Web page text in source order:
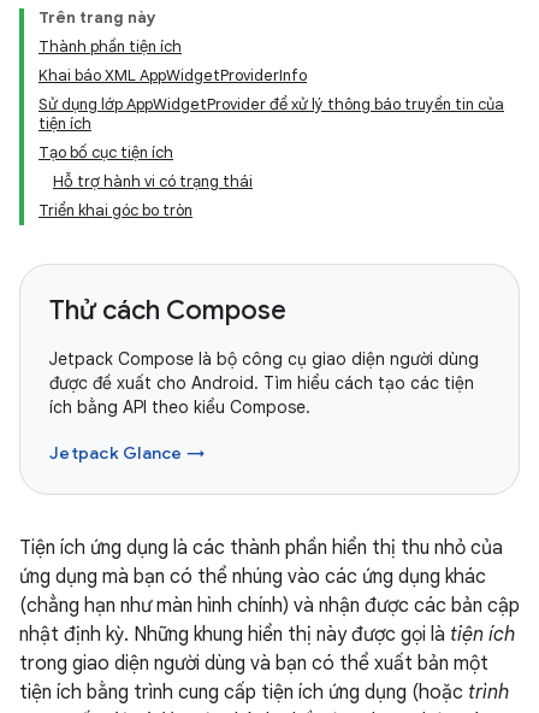
Trên trang này
Thành phần tiện ích
Khai báo XML AppWidgetProviderInfo
Sử dụng lớp AppWidgetProvider để xử lý thông báo truyền tin của
tiện ích
Tạo bố cục tiện ích
Hỗ trợ hành vi có trạng thái
Triển khai góc bo tròn
Thử cách Compose
Jetpack Compose là bộ công cụ giao diện người dùng
được đề xuất cho Android. Tìm hiểu cách tạo các tiện
ích bằng API theo kiểu Compose.
Jetpack Glance →
Tiện ích ứng dụng là các thành phần hiển thị thu nhỏ của
ứng dụng mà bạn có thể nhúng vào các ứng dụng khác
(chẳng hạn như màn hình chính) và nhận được các bản cập
nhật định kỳ. Những khung hiển thị này được gọi là tiện ích
trong giao diện người dùng và bạn có thể xuất bản một
tiện ích bằng trình cung cấp tiện ích ứng dụng (hoặc trình